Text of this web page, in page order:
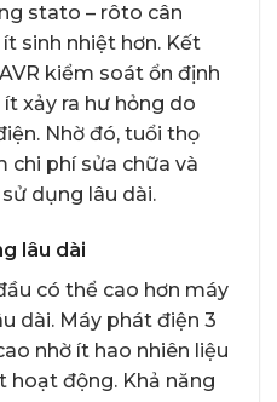
stato – rôto cân
sinh nhiệt hơn. Kết
kiểm soát ổn định
xảy ra hư hỏng do
Nhờ đó, tuổi thọ
chi phí sửa chữa và
dụng lâu dài.
lâu dài
có thể cao hơn máy
dài. Máy phát điện 3
nhờ ít hao nhiên liệu
hoạt động. Khả năng